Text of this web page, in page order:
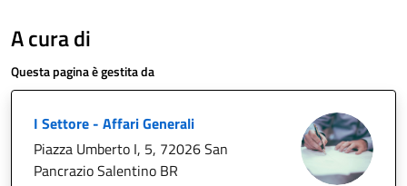
A cura di
Questa pagina è gestita da
I Settore - Affari Generali
Piazza Umberto I, 5, 72026 San
Pancrazio Salentino BR